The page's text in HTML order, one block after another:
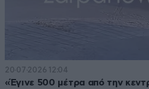
20·07·2026 12:04
«Έγινε 500 μέτρα από την